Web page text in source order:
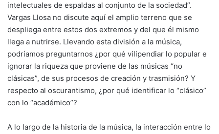
intelectuales de espaldas al conjunto de la sociedad”.
Vargas Llosa no discute aquí el amplio terreno que se
despliega entre estos dos extremos y del que él mismo
llega a nutrirse. Llevando esta división a la música,
podríamos preguntarnos ¿por qué vilipendiar lo popular e
ignorar la riqueza que proviene de las músicas “no
clásicas”, de sus procesos de creación y trasmisión? Y
respecto al oscurantismo, ¿por qué identificar lo “clásico”
con lo “académico”?
A lo largo de la historia de la música, la interacción entre lo